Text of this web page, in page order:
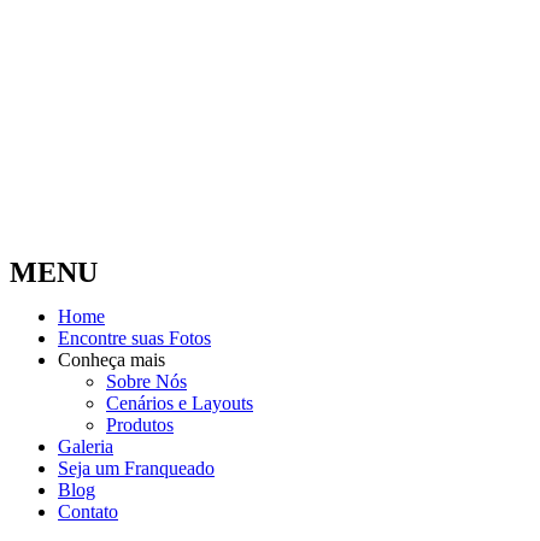
MENU
Home
Encontre suas Fotos
Conheça mais
Sobre Nós
Cenários e Layouts
Produtos
Galeria
Seja um Franqueado
Blog
Contato